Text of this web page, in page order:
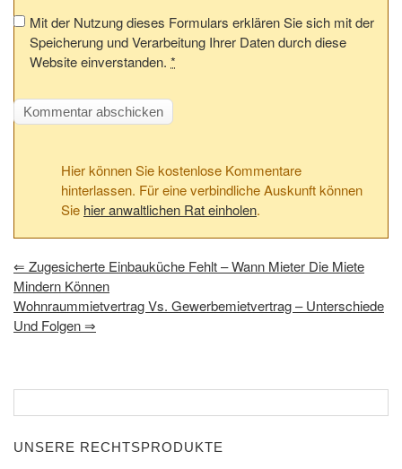
Mit der Nutzung dieses Formulars erklären Sie sich mit der
Speicherung und Verarbeitung Ihrer Daten durch diese
Website einverstanden. *
Hier können Sie kostenlose Kommentare
hinterlassen. Für eine verbindliche Auskunft können
Sie hier anwaltlichen Rat einholen.
⇐ Zugesicherte Einbauküche Fehlt – Wann Mieter Die Miete
Mindern Können
Wohnraummietvertrag Vs. Gewerbemietvertrag – Unterschiede
Und Folgen⇒
UNSERE RECHTSPRODUKTE